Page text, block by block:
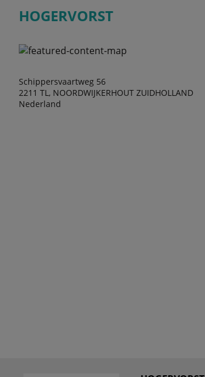
HOGERVORST
Schippersvaartweg 56
2211 TL, NOORDWIJKERHOUT ZUIDHOLLAND
Nederland